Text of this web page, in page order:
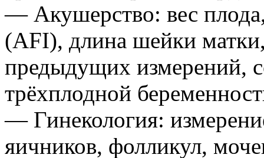
— Акушерство: вес
(AFI), длина шейки
предыдущих измерений,
трёхплодной
— Гинекология:
яичников, фолликул,